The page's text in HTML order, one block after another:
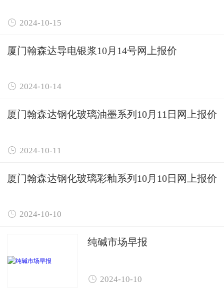
 2024-10-15
厦门翰森达导电银浆10月14号网上报价
 2024-10-14
厦门翰森达钢化玻璃油墨系列10月11日网上报价
 2024-10-11
厦门翰森达钢化玻璃彩釉系列10月10日网上报价
 2024-10-10
纯碱市场早报
 2024-10-10